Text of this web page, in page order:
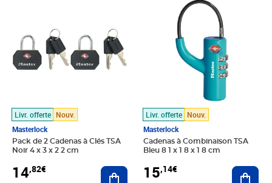
Livr. offerte Nouv.
Masterlock
Pack de 2 Cadenas à Clés TSA
Noir 4 x 3 x 2 2 cm
14,82€ Ajouter au panier
Livr. offerte Nouv.
Masterlock
Cadenas à Combinaison TSA
Bleu 8 1 x 1 8 x 1 8 cm
15,14€